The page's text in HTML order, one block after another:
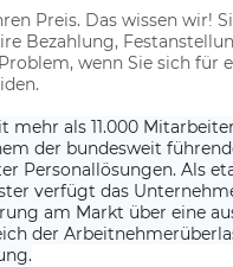
Preis. Das wissen wir!
Bezahlung,
wenn Sie sich für
mehr als 11.000
der bundesweit
Personallösungen. Als
verfügt das
am Markt über eine
der